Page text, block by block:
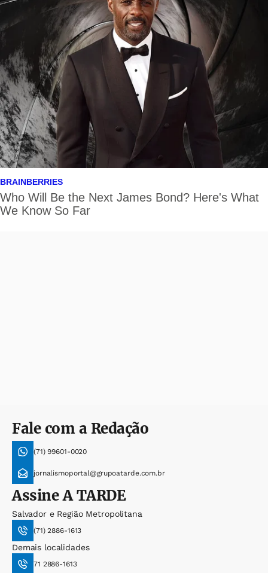
Fale com a Redação
(71) 99601-0020
jornalismoportal@grupoatarde.com.br
AssineA TARDE
Salvador e Região Metropolitana
(71) 2886-1613
Demais localidades
71 2886-1613